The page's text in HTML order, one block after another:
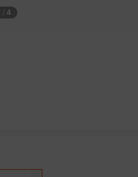
/ 4